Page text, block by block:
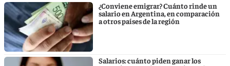
¿Conviene emigrar? Cuánto rinde un
salario en Argentina, en comparación
a otros países de la región
Salarios: cuánto piden ganar los